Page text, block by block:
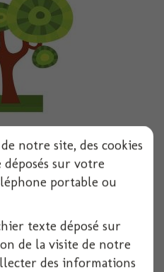
feerique 20cmx22.5cm
notre site, des cookies
déposés sur votre
portable ou
texte déposé sur
de la visite de notre
des informations